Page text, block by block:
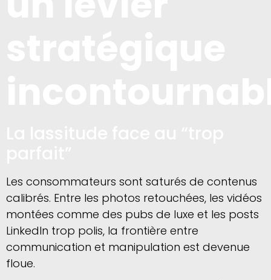
Les consommateurs sont saturés de contenus
calibrés. Entre les photos retouchées, les vidéos
montées comme des pubs de luxe et les posts
LinkedIn trop polis, la frontière entre
communication et manipulation est devenue
floue.